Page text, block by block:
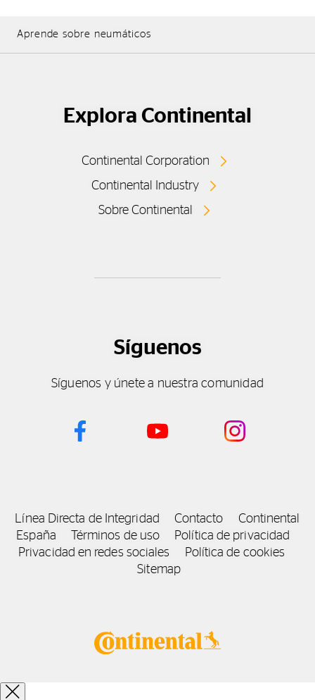
Aprende sobre neumáticos
Explora Continental
Continental Corporation
Continental Industry
Sobre Continental
Síguenos
Síguenos y únete a nuestra comunidad
Línea Directa de Integridad Contacto
Continental
España
Términos de uso
Política de privacidad
Privacidad en redes sociales
Política de cookies
Sitemap